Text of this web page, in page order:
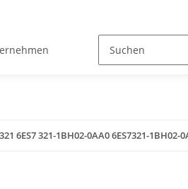
6ES7 321-1BH02-0AA0 6ES7321-1BH02-